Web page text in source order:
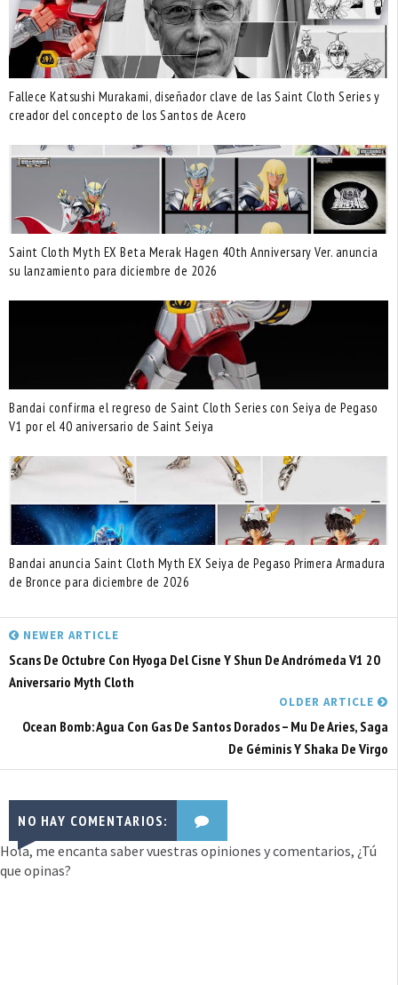
Fallece Katsushi Murakami, diseñador clave de las Saint Cloth Series y
creador del concepto de los Santos de Acero
Saint Cloth Myth EX Beta Merak Hagen 40th Anniversary Ver. anuncia
su lanzamiento para diciembre de 2026
Bandai confirma el regreso de Saint Cloth Series con Seiya de Pegaso
V1 por el 40 aniversario de Saint Seiya
Bandai anuncia Saint Cloth Myth EX Seiya de Pegaso Primera Armadura
de Bronce para diciembre de 2026
NEWER ARTICLE
Scans De Octubre Con Hyoga Del Cisne Y Shun De Andrómeda V1 20
Aniversario Myth Cloth
OLDER ARTICLE
Ocean Bomb: Agua Con Gas De Santos Dorados – Mu De Aries, Saga
De Géminis Y Shaka De Virgo
NO HAY COMENTARIOS:
Hola, me encanta saber vuestras opiniones y comentarios, ¿Tú
que opinas?